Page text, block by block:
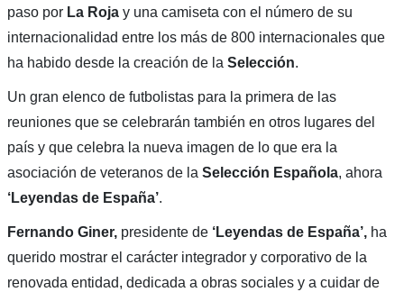
paso por La Rojay una camiseta con el número de su
internacionalidad entre los más de 800 internacionales que
ha habido desde la creación de la Selección.
Un gran elenco de futbolistas para la primera de las
reuniones que se celebrarán también en otros lugares del
país y que celebra la nueva imagen de lo que era la
asociación de veteranos de la Selección Española, ahora
‘Leyendas de España’.
Fernando Giner,presidente de ‘Leyendas de España’, ha
querido mostrar el carácter integrador y corporativo de la
renovada entidad, dedicada a obras sociales y a cuidar de